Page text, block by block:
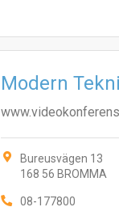
Modern
Bureusvägen 13
168 56 BROMMA
08-177800